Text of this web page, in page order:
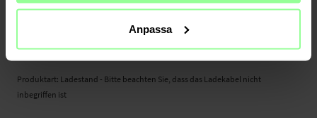
Anpassa
- Apple Watch 46mm Series 10
- Apple Watch Ultra 49mm 3rd Gen
Produktart: Ladestand - Bitte beachten Sie, dass das Ladekabel nicht
inbegriffen ist